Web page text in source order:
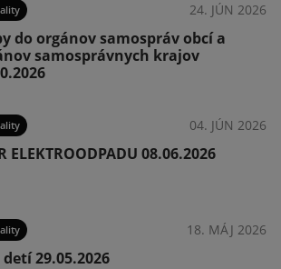
24. JÚN 2026
do orgánov samospráv obcí a
samosprávnych krajov
04. JÚN 2026
ELEKTROODPADU 08.06.2026
18. MÁJ 2026
detí 29.05.2026